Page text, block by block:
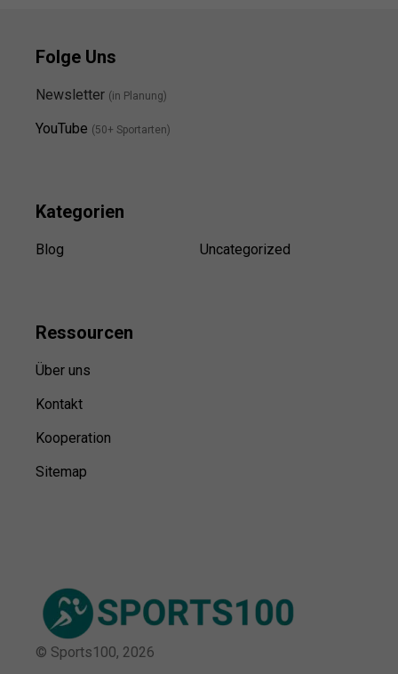
Folge Uns
Newsletter (in Planung)
YouTube (50+ Sportarten)
Kategorien
Blog Uncategorized
Ressourcen
Über uns
Kontakt
Kooperation
Sitemap
© Sports100, 2026